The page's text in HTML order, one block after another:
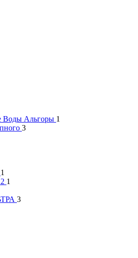
Воды Альгоры 1
3
1
1
3